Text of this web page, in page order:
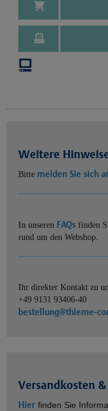
Weitere
Bitte melden Sie sich
In unseren FAQs finden
rund um den Webshop.
Ihr direkter Kontakt zu
+49 9131 93406-40
bestellung@thieme-
Versandkosten
Hier finden Sie